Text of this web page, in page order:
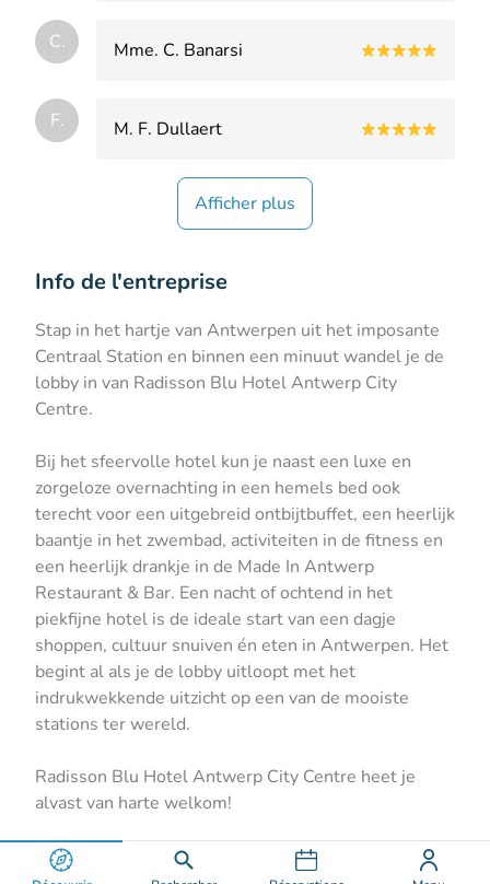
C. Mme. C. Banarsi
F. M. F. Dullaert
Afficher plus
Info de l'entreprise
Stap in het hartje van Antwerpen uit het imposante
Centraal Station en binnen een minuut wandel je de
lobby in van Radisson Blu Hotel Antwerp City
Centre.
Bij het sfeervolle hotel kun je naast een luxe en
zorgeloze overnachting in een hemels bed ook
terecht voor een uitgebreid ontbijtbuffet, een heerlijk
baantje in het zwembad, activiteiten in de fitness en
een heerlijk drankje in de Made In Antwerp
Restaurant & Bar. Een nacht of ochtend in het
piekfijne hotel is de ideale start van een dagje
shoppen, cultuur snuiven én eten in Antwerpen. Het
begint al als je de lobby uitloopt met het
indrukwekkende uitzicht op een van de mooiste
stations ter wereld.
Radisson Blu Hotel Antwerp City Centre heet je
alvast van harte welkom!